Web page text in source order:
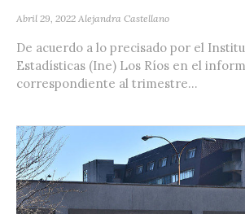
Abril 29, 2022 Alejandra Castellano
De acuerdo a lo precisado por el
Estadísticas (Ine) Los Ríos en el
correspondiente al trimestre...